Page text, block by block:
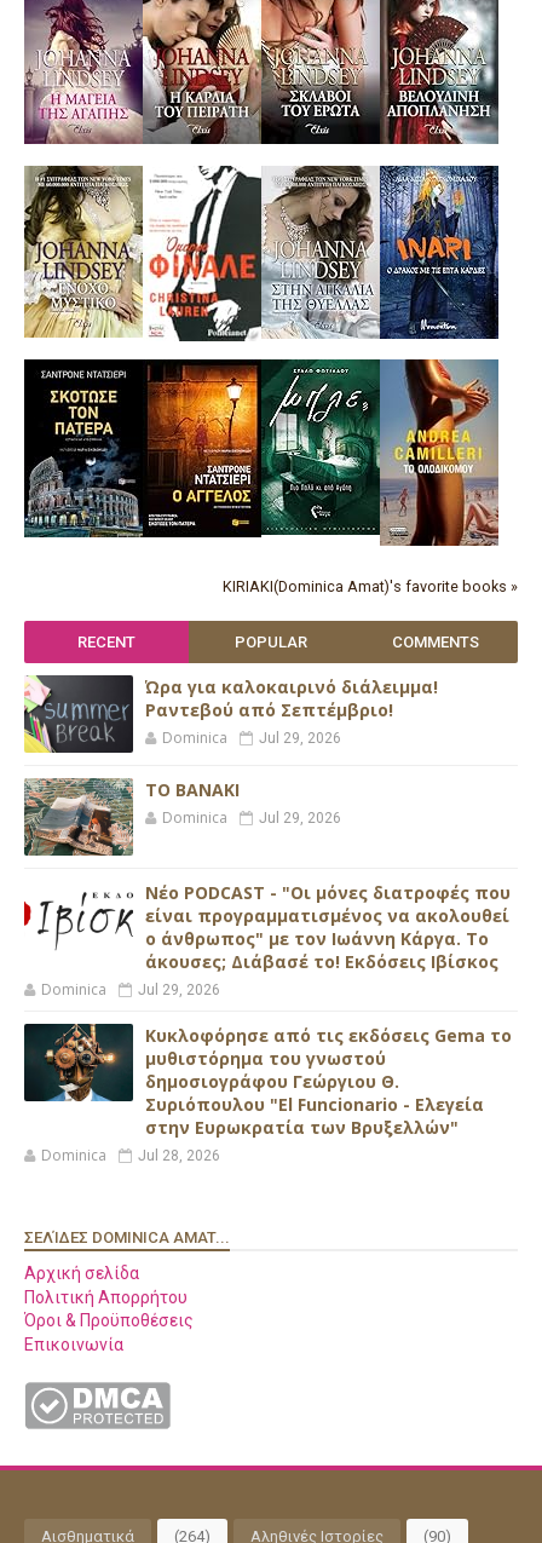
KIRIAKI(Dominica Amat)'s favorite books »
RECENT POPULAR COMMENTS
Ώρα για καλοκαιρινό διάλειμμα!
Ραντεβού από Σεπτέμβριο!
Dominica Jul 29, 2026
ΤΟ ΒΑΝΑΚΙ
Dominica Jul 29, 2026
Νέο PODCAST - "Οι μόνες διατροφές που
είναι προγραμματισμένος να ακολουθεί
ο άνθρωπος" με τον Ιωάννη Κάργα. Το
άκουσες; Διάβασέ το! Εκδόσεις Ιβίσκος
Dominica Jul 29, 2026
Κυκλοφόρησε από τις εκδόσεις Gema το
μυθιστόρημα του γνωστού
δημοσιογράφου Γεώργιου Θ.
Συριόπουλου "El Funcionario - Ελεγεία
στην Ευρωκρατία των Βρυξελλών"
Dominica Jul 28, 2026
ΣΕΛΊΔΕΣ DOMINICA AMAT...
Αρχική σελίδα
Πολιτική Απορρήτου
Όροι & Προϋποθέσεις
Επικοινωνία
Αισθηματικά (264) Αληθινές Ιστορίες (90)